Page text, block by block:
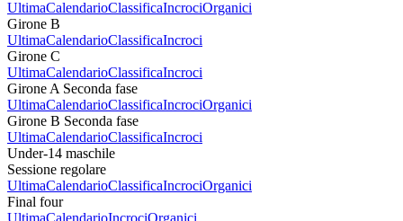
UltimaCalendarioClassificaIncrociOrganici
Girone B
UltimaCalendarioClassificaIncroci
Girone C
UltimaCalendarioClassificaIncroci
Girone A Seconda fase
UltimaCalendarioClassificaIncrociOrganici
Girone B Seconda fase
UltimaCalendarioClassificaIncroci
Under-14 maschile
Sessione regolare
UltimaCalendarioClassificaIncrociOrganici
Final four
UltimaCalendarioIncrociOrganici